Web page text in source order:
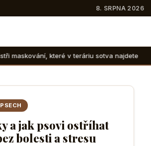
8. SRPNA 2026
sotva najdete
a jak psovi ostříhat
bolesti a stresu